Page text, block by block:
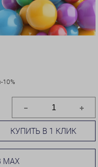
10%
КУПИТЬ В 1 КЛИК